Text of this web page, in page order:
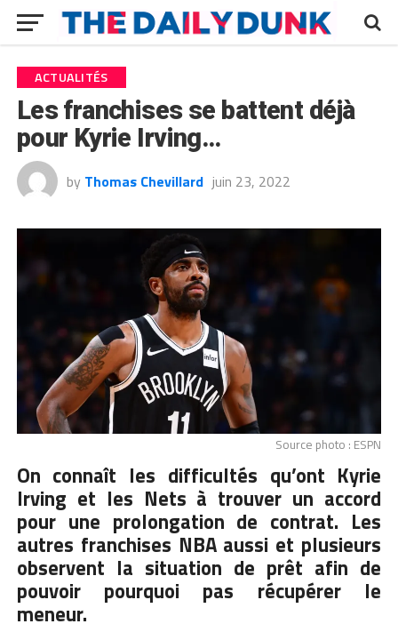
ACTUALITÉS
Les franchises se battent déjà
pour Kyrie Irving…
by Thomas Chevillard juin 23, 2022
Source photo : ESPN
On connaît les difficultés qu’ont Kyrie
Irving et les Nets à trouver un accord
pour une prolongation de contrat. Les
autres franchises NBA aussi et plusieurs
observent la situation de prêt afin de
pouvoir pourquoi pas récupérer le
meneur.